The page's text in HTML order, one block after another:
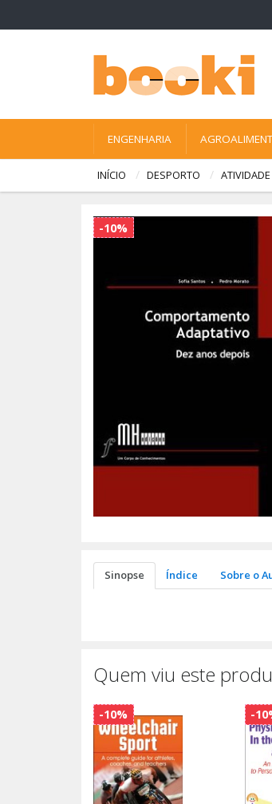
ENGENHARIA
INÍCIO DESPORTO
-10%
Sinopse Índice Sobre o
Quem viu este
-10% -